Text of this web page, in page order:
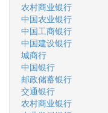
农村商业银行
中国农业银行
中国工商银行
中国建设银行
城商行
中国银行
邮政储蓄银行
交通银行
农村商业银行